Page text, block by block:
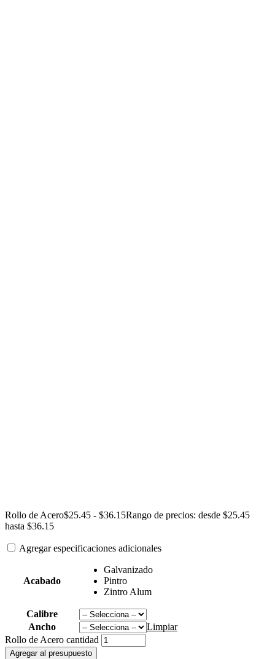
Rollo de Acero$25.45 - $36.15Rango de precios: desde $25.45
hasta $36.15
Agregar especificaciones adicionales
Acabado
Galvanizado
Pintro
Zintro Alum
Calibre
Ancho
Limpiar
Rollo de Acero cantidad
Agregar al presupuesto